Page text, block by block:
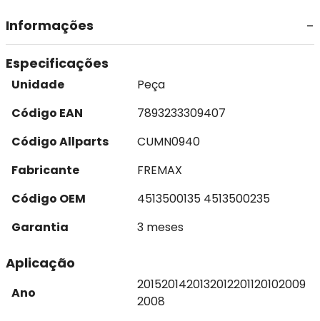
Informações
Especificações
Unidade
Peça
Código EAN
7893233309407
Código Allparts
CUMN0940
Fabricante
FREMAX
Código OEM
4513500135 4513500235
Garantia
3 meses
Aplicação
Ano
2015201420132012201120102009
2008